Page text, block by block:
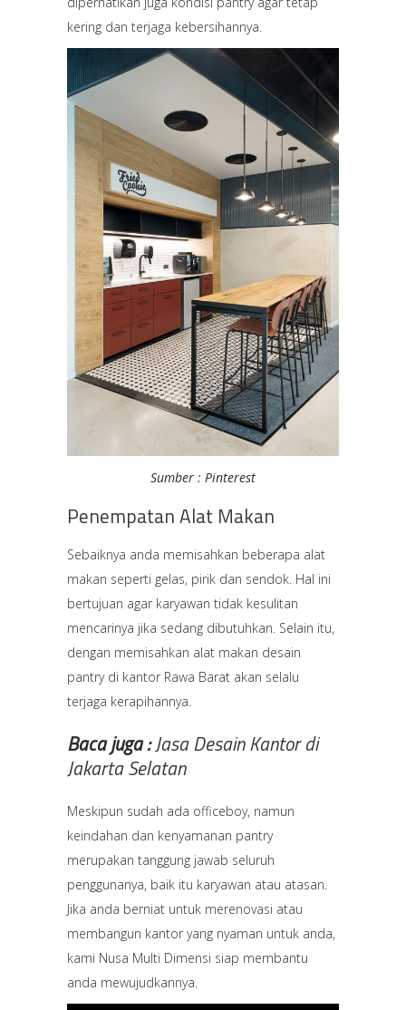
kering dan terjaga kebersihannya.
Sumber : Pinterest
Penempatan Alat Makan
Sebaiknya anda memisahkan beberapa alat
makan seperti gelas, pirik dan sendok. Hal ini
bertujuan agar karyawan tidak kesulitan
mencarinya jika sedang dibutuhkan. Selain itu,
dengan memisahkan alat makan desain
pantry di kantor Rawa Barat akan selalu
terjaga kerapihannya.
Baca juga :Jasa Desain Kantor di
Jakarta Selatan
Meskipun sudah ada officeboy, namun
keindahan dan kenyamanan pantry
merupakan tanggung jawab seluruh
penggunanya, baik itu karyawan atau atasan.
Jika anda berniat untuk merenovasi atau
membangun kantor yang nyaman untuk anda,
kami Nusa Multi Dimensi siap membantu
anda mewujudkannya.